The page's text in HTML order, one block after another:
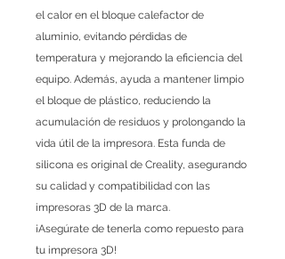
el calor en el bloque calefactor de
aluminio, evitando pérdidas de
temperatura y mejorando la eficiencia del
equipo. Además, ayuda a mantener limpio
el bloque de plástico, reduciendo la
acumulación de residuos y prolongando la
vida útil de la impresora. Esta funda de
silicona es original de Creality, asegurando
su calidad y compatibilidad con las
impresoras 3D de la marca.
¡Asegúrate de tenerla como repuesto para
tu impresora 3D!